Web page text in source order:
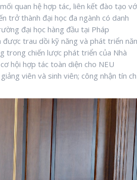
quan hệ hợp tác, liên kết đào tạo
trở thành đại học đa ngành có danh
đại học hàng đầu tại Pháp
được trau dồi kỹ năng và phát triển
trong chiến lược phát triển của Nhà
hội hợp tác toàn diện cho NEU
viên và sinh viên; công nhận tín